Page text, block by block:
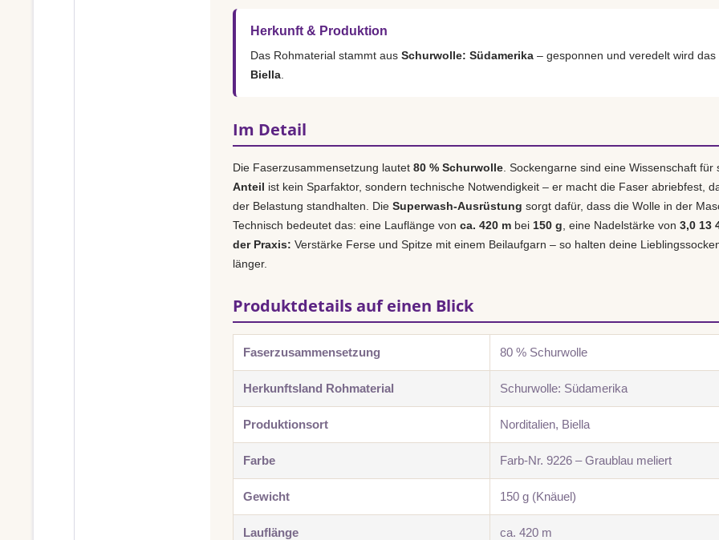
Herkunft & Produktion
Das Rohmaterial stammt aus Schurwolle: Südamerika – gesponnen und veredelt wird das
Biella
Im Detail
Die Faserzusammensetzung lautet 80 % Schurwolle . Sockengarne sind eine Wissenschaft für
Anteil ist kein Sparfaktor, sondern technische Notwendigkeit – er macht die Faser abriebfest,
der Belastung standhalten. Die Superwash-Ausrüstung sorgt dafür, dass die Wolle in der
Technisch bedeutet das: eine Lauflänge von ca. 420 m bei 150 g , eine Nadelstärke von 3,0 13
der Praxis: Verstärke Ferse und Spitze mit einem Beilaufgarn – so halten deine
länger.
Produktdetails auf einen Blick
Faserzusammensetzung 80 % Schurwolle
Herkunftsland Rohmaterial Schurwolle: Südamerika
Produktionsort Norditalien, Biella
Farbe Farb-Nr. 9226 – Graublau meliert
Gewicht 150 g (Knäuel)
Lauflänge ca. 420 m